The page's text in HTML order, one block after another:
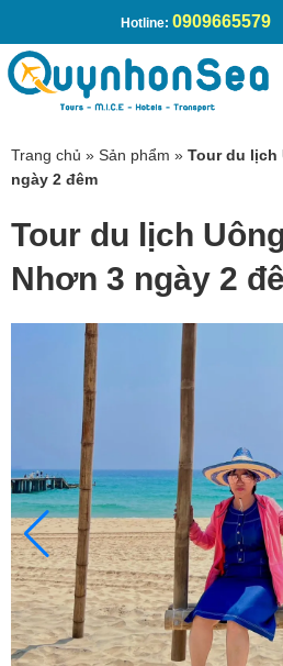
Hotline: 0909665579
Trang chủ » Sản phẩm » Tour du lịch
ngày 2 đêm
Tour du lịch
Nhơn 3 ngày 2